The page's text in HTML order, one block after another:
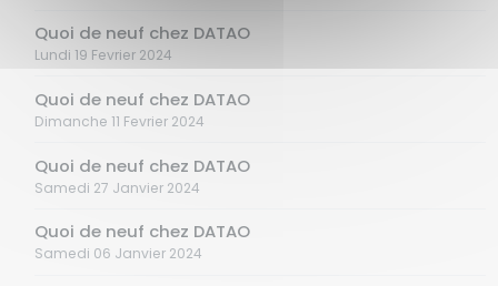
Quoi de neuf chez DATAO
Lundi 19 Fevrier 2024
Quoi de neuf chez DATAO
Dimanche 11 Fevrier 2024
Quoi de neuf chez DATAO
Samedi 27 Janvier 2024
Quoi de neuf chez DATAO
Samedi 06 Janvier 2024